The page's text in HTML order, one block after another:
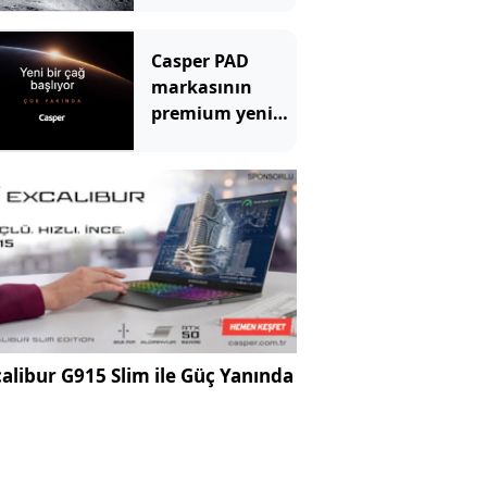
Casper PAD
markasının
premium yeni
sayım başladı
G915 Slim ile Güç Yanında